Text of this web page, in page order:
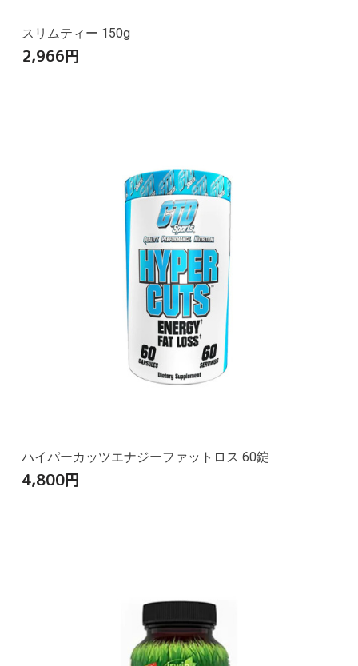
スリムティー 150g
2,966円
ハイパーカッツエナジーファットロス 60錠
4,800円